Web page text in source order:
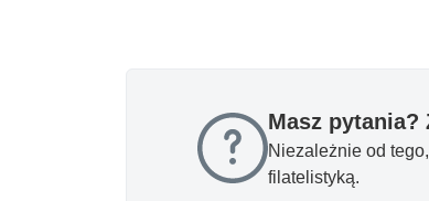
Masz
Niezależnie od
filatelistyką.